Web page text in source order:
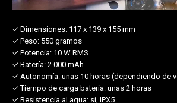
✓ Dimensiones: 117 x 139 x 155 mm
✓ Peso: 550 gramos
✓ Potencia: 10 W RMS
✓ Batería: 2.000 mAh
✓ Autonomía: unas 10 horas (dependiendo de
✓ Tiempo de carga batería: unas 2 horas
✓ Resistencia al agua: sí, IPX5